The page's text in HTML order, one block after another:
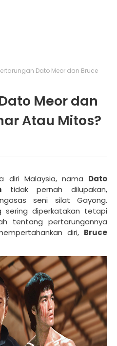
Dato Meor dan Bruce
Meor dan
Atau Mitos?
diri Malaysia, nama Dato
tidak pernah dilupakan,
seni silat Gayong.
sering diperkatakan tetapi
tentang pertarungannya
diri, Bruce